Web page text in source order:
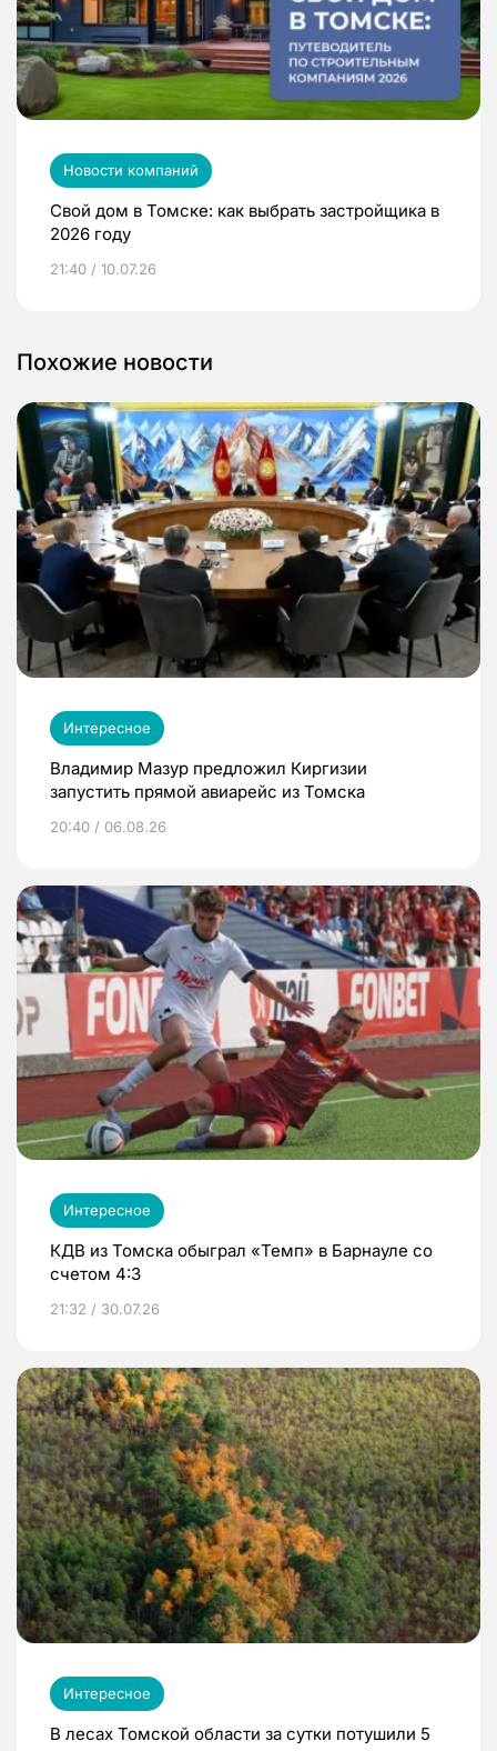
Новости компаний
Свой дом в Томске: как выбрать застройщика в
2026 году
21:40 / 10.07.26
Похожие новости
Интересное
Владимир Мазур предложил Киргизии
запустить прямой авиарейс из Томска
20:40 / 06.08.26
Интересное
КДВ из Томска обыграл «Темп» в Барнауле со
счетом 4:3
21:32 / 30.07.26
Интересное
В лесах Томской области за сутки потушили 5